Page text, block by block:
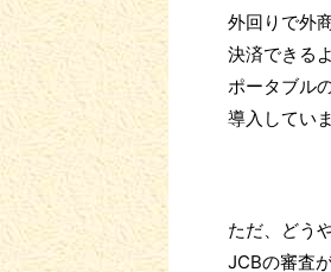
外回りで外
決済できる
ポータブル
導入してい
ただ、どう
JCBの審査